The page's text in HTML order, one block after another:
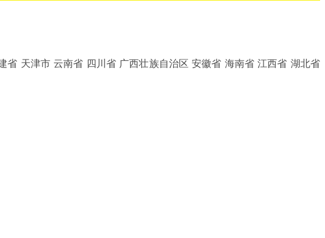
天津市 云南省 四川省 广西壮族自治区 安徽省 海南省 江西省 湖北省